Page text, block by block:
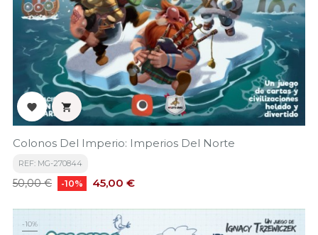
 
Colonos Del Imperio: Imperios Del Norte
REF: MG-270844
Precio
50,00 € -10% Precio
45,00 €
-10%